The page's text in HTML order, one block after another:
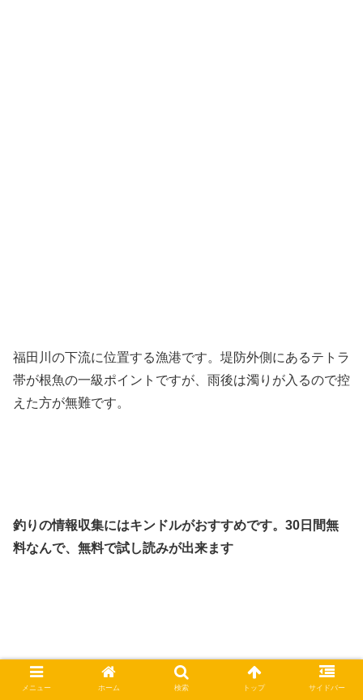
福田川の下流に位置する漁港です。堤防外側にあるテトラ
帯が根魚の一級ポイントですが、雨後は濁りが入るので控
えた方が無難です。
釣りの情報収集にはキンドルがおすすめです。30日間無
料なんで、無料で試し読みが出来ます
釣れない時間の暇つぶしにはオーディブル。今なら無料で
メニュー ホーム 検索 トップ サイドバー